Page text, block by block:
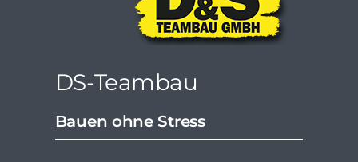
DS-Teambau
Bauen ohne Stress